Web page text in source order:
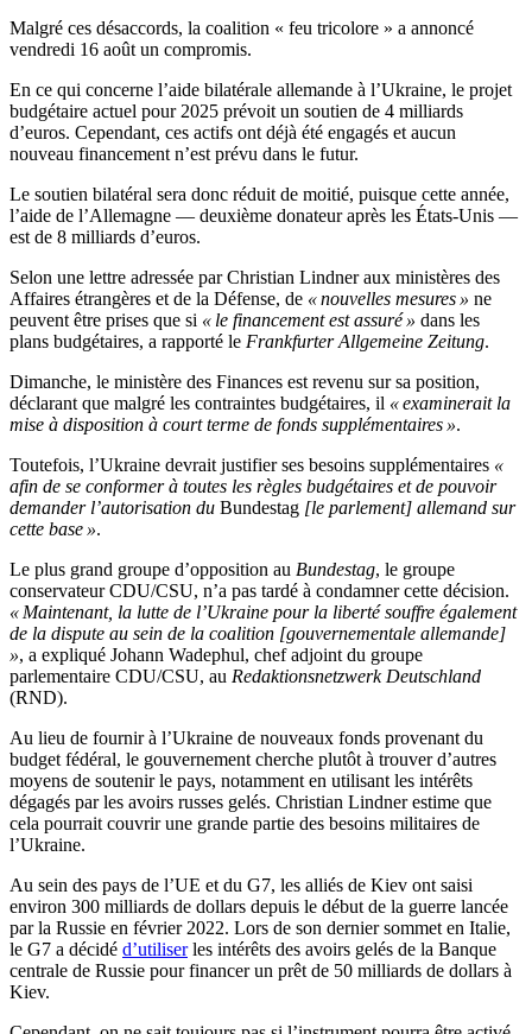
Malgré ces désaccords, la coalition « feu tricolore » a annoncé
vendredi 16 août un compromis.
En ce qui concerne l’aide bilatérale allemande à l’Ukraine, le projet
budgétaire actuel pour 2025 prévoit un soutien de 4 milliards
d’euros. Cependant, ces actifs ont déjà été engagés et aucun
nouveau financement n’est prévu dans le futur.
Le soutien bilatéral sera donc réduit de moitié, puisque cette année,
l’aide de l’Allemagne — deuxième donateur après les États-Unis —
est de 8 milliards d’euros.
Selon une lettre adressée par Christian Lindner aux ministères des
Affaires étrangères et de la Défense, de « nouvelles mesures » ne
peuvent être prises que si « le financement est assuré » dans les
plans budgétaires, a rapporté le Frankfurter Allgemeine Zeitung.
Dimanche, le ministère des Finances est revenu sur sa position,
déclarant que malgré les contraintes budgétaires, il « examinerait la
mise à disposition à court terme de fonds supplémentaires ».
Toutefois, l’Ukraine devrait justifier ses besoins supplémentaires «
afin de se conformer à toutes les règles budgétaires et de pouvoir
demander l’autorisation du Bundestag [le parlement] allemand sur
cette base ».
Le plus grand groupe d’opposition au Bundestag, le groupe
conservateur CDU/CSU, n’a pas tardé à condamner cette décision.
« Maintenant, la lutte de l’Ukraine pour la liberté souffre également
de la dispute au sein de la coalition [gouvernementale allemande]
», a expliqué Johann Wadephul, chef adjoint du groupe
parlementaire CDU/CSU, au Redaktionsnetzwerk Deutschland
(RND).
Au lieu de fournir à l’Ukraine de nouveaux fonds provenant du
budget fédéral, le gouvernement cherche plutôt à trouver d’autres
moyens de soutenir le pays, notamment en utilisant les intérêts
dégagés par les avoirs russes gelés. Christian Lindner estime que
cela pourrait couvrir une grande partie des besoins militaires de
l’Ukraine.
Au sein des pays de l’UE et du G7, les alliés de Kiev ont saisi
environ 300 milliards de dollars depuis le début de la guerre lancée
par la Russie en février 2022. Lors de son dernier sommet en Italie,
le G7 a décidé d’utiliserles intérêts des avoirs gelés de la Banque
centrale de Russie pour financer un prêt de 50 milliards de dollars à
Kiev.